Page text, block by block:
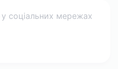
соціальних мережах